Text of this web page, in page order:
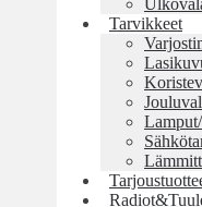
Tarvikkeet